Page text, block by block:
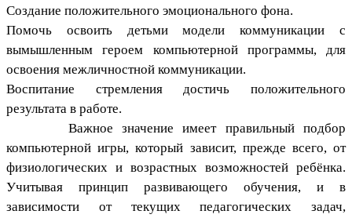
Создание положительного эмоционального фона.
Помочь освоить детьми модели коммуникации с
вымышленным героем компьютерной программы, для
освоения межличностной коммуникации.
Воспитание стремления достичь положительного
результата в работе.
Важное значение имеет правильный подбор
компьютерной игры, который зависит, прежде всего, от
физиологических и возрастных возможностей ребёнка.
Учитывая принцип развивающего обучения, и в
зависимости от текущих педагогических задач,